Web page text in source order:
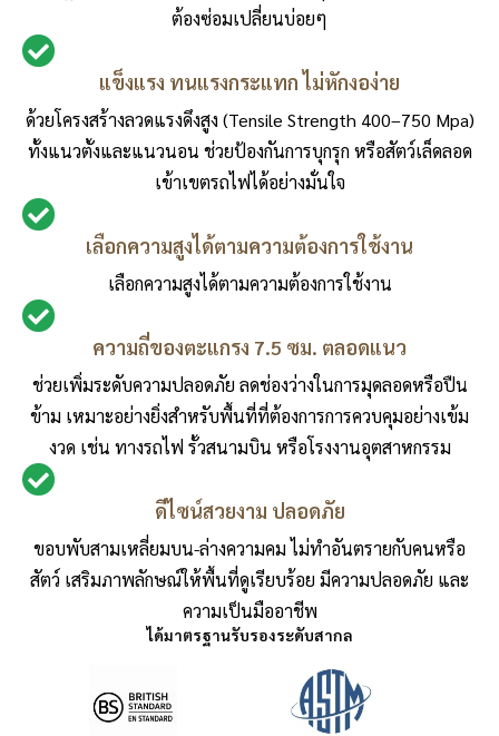
ต้องซ่อมเปลี่ยนบ่อยๆ
แข็งแรง ทนแรงกระแทก ไม่หักงอง่าย
ด้วยโครงสร้างลวดแรงดึงสูง (Tensile Strength 400–750 Mpa)
ทั้งแนวตั้งและแนวนอน ช่วยป้องกันการบุกรุก หรือสัตว์เล็ดลอด
เข้าเขตรถไฟได้อย่างมั่นใจ
เลือกความสูงได้ตามความต้องการใช้งาน
เลือกความสูงได้ตามความต้องการใช้งาน
ความถี่ของตะแกรง 7.5 ซม. ตลอดแนว
ช่วยเพิ่มระดับความปลอดภัย ลดช่องว่างในการมุดลอดหรือปืน
ข้าม เหมาะอย่างยิ่งสำหรับพื้นที่ที่ต้องการการควบคุมอย่างเข้ม
งวด เช่น ทางรถไฟ รั้วสนามบิน หรือโรงงานอุตสาหกรรม
ดีไซน์สวยงาม ปลอดภัย
ขอบพับสามเหลี่ยมบน-ล่างความคม ไม่ทำอันตรายกับคนหรือ
สัตว์ เสริมภาพลักษณ์ให้พื้นที่ดูเรียบร้อย มีความปลอดภัย และ
ความเป็นมืออาชีพ
ได้มาตรฐานรับรองระดับสากล